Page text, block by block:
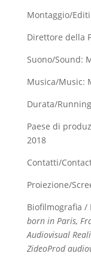
Montaggio/
Direttore della
Suono/Sound:
Musica/Music:
Durata/Running
Paese di
2018
Contatti/
Proiezione/
Biofilmografia /
born in Paris,
Audiovisual
ZideoProd